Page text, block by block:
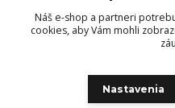
ponuky@msdata.sk
Náš e-shop a partneri
cookies, aby Vám mohli
Nastavenia